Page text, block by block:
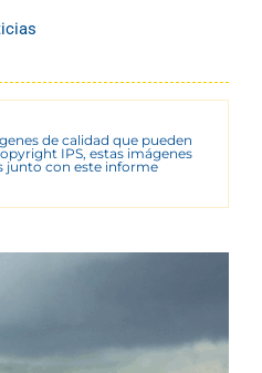
de calidad que pueden
IPS, estas imágenes
junto con este informe